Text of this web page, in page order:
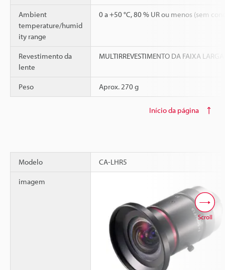
Ambient
temperature/humid
ity range
0 a +50 °C, 80 % UR ou menos (sem
Revestimento da
lente
MULTIRREVESTIMENTO DA FAIXA LARGA
Peso Aprox. 270 g
Início da página
Modelo CA-LHR5
imagem
Scroll